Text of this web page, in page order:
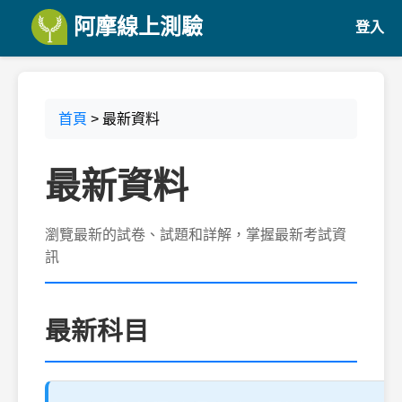
阿摩線上測驗 登入
首頁 > 最新資料
最新資料
瀏覽最新的試卷、試題和詳解，掌握最新考試資
訊
最新科目